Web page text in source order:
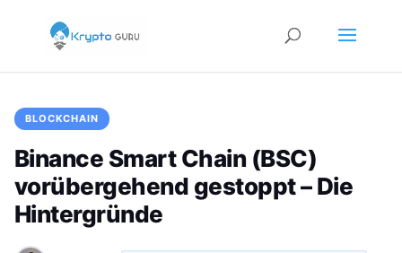
BLOCKCHAIN
Binance Smart Chain (BSC)
vorübergehend gestoppt – Die
Hintergründe